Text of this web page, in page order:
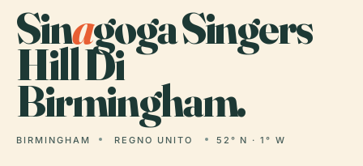
Sinagoga Singers
Hill Di
Birmingham.
BIRMINGHAM REGNO UNITO 52° N · 1° W